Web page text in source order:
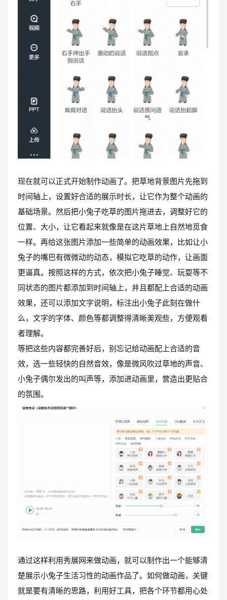
现在就可以正式开始制作动画了。把草地背景图片先拖到
时间轴上，设置好合适的展示时长，让它作为整个动画的
基础场景。然后把小兔子吃草的图片拖进去，调整好它的
位置、大小，让它看起来就像是在这片草地上自然地觅食
一样。再给这张图片添加一些简单的动画效果，比如让小
兔子的嘴巴有微微动的动态，模拟它吃草的动作，让画面
更逼真。按照这样的方式，依次把小兔子睡觉、玩耍等不
同状态的图片都添加到时间轴上，并且都配上合适的动画
效果，还可以添加文字说明，标注出小兔子此刻在做什
么，文字的字体、颜色等都调整得清晰美观些，方便观看
者理解。
等把这些内容都完善好后，别忘记给动画配上合适的音
效，选一些轻快的自然音效，像是微风吹过草地的声音、
小兔子偶尔发出的叫声等，添加进动画里，营造出更贴合
的氛围。
通过这样利用秀展网来做动画，就可以制作出一个能够清
楚展示小兔子生活习性的动画作品了。如何做动画，关键
就是要有清晰的思路，利用好工具，把各个环节都用心处